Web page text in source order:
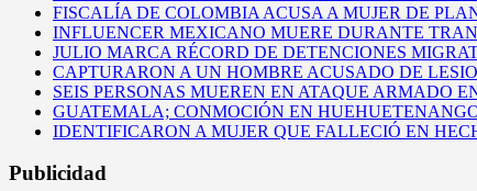
FISCALÍA DE COLOMBIA ACUSA A MUJER DE
INFLUENCER MEXICANO MUERE DURANTE
JULIO MARCA RÉCORD DE DETENCIONES
CAPTURARON A UN HOMBRE ACUSADO DE
SEIS PERSONAS MUEREN EN ATAQUE ARMADO
GUATEMALA; CONMOCIÓN EN
IDENTIFICARON A MUJER QUE FALLECIÓ EN
Publicidad